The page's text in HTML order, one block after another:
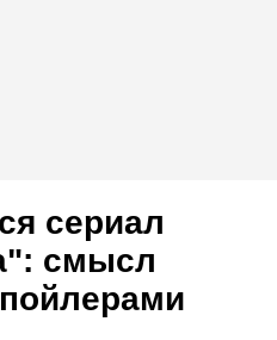
сериал
смысл